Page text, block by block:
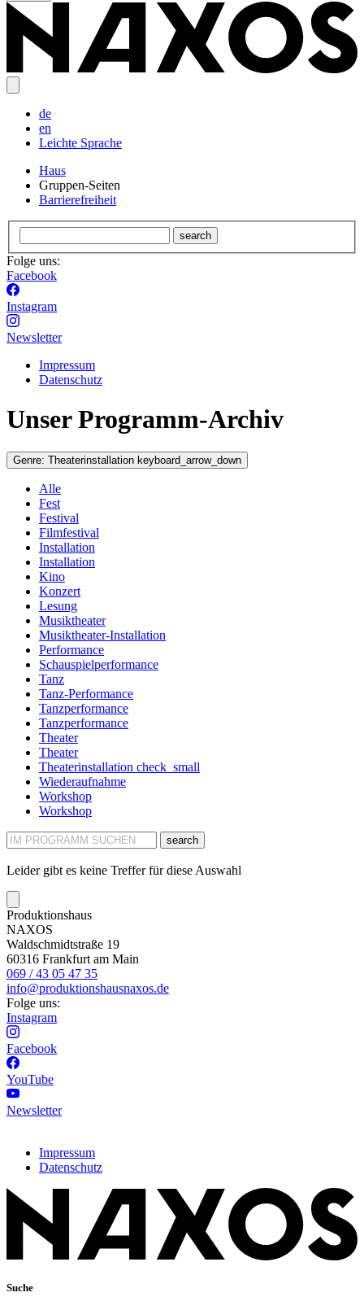
de
en
Leichte Sprache
Haus
Gruppen-Seiten
Barrierefreiheit
search
Folge uns:
Facebook
Instagram
Newsletter
Impressum
Datenschutz
Unser Programm-Archiv
Genre: Theaterinstallation keyboard_arrow_down
Alle
Fest
Festival
Filmfestival
Installation
Installation
Kino
Konzert
Lesung
Musiktheater
Musiktheater-Installation
Performance
Schauspielperformance
Tanz
Tanz-Performance
Tanzperformance
Tanzperformance
Theater
Theater
Theaterinstallation check_small
Wiederaufnahme
Workshop
Workshop
search
Leider gibt es keine Treffer für diese Auswahl
Produktionshaus
NAXOS
Waldschmidtstraße 19
60316 Frankfurt am Main
069 / 43 05 47 35
info@produktionshausnaxos.de
Folge uns:
Instagram
Facebook
YouTube
Newsletter
Impressum
Datenschutz
Suche